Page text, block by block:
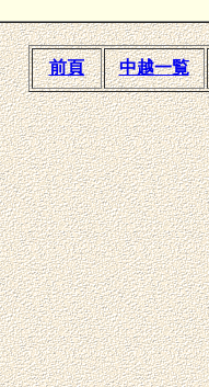
前頁 中越一覧